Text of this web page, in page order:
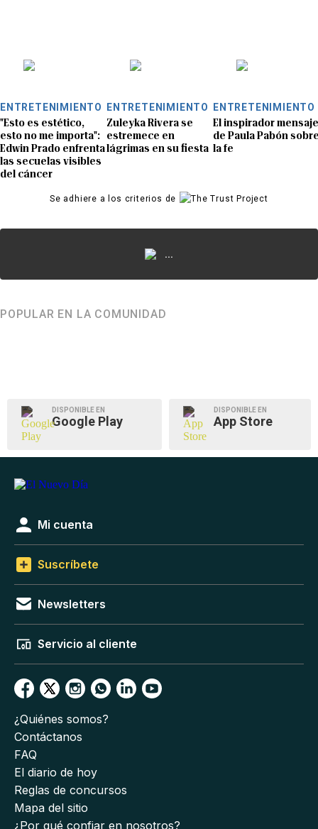
ENTRETENIMIENTO
"Esto es estético,
esto no me importa":
Edwin Prado enfrenta
las secuelas visibles
del cáncer
ENTRETENIMIENTO
Zuleyka Rivera se
estremece en
lágrimas en su fiesta
ENTRETENIMIENTO
El inspirador mensaje
de Paula Pabón
la fe
Se adhiere a los criterios de
...
POPULAR EN LA COMUNIDAD
DISPONIBLE EN
Google Play
DISPONIBLE EN
App Store
Mi cuenta
Suscríbete
Newsletters
Servicio al cliente
¿Quiénes somos?
Contáctanos
FAQ
El diario de hoy
Reglas de concursos
Mapa del sitio
¿Por qué confiar en nosotros?